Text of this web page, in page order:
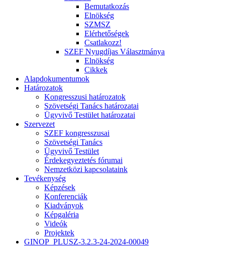
Bemutatkozás
Elnökség
SZMSZ
Elérhetőségek
Csatlakozz!
SZEF Nyugdíjas Választmánya
Elnökség
Cikkek
Alapdokumentumok
Határozatok
Kongresszusi határozatok
Szövetségi Tanács határozatai
Ügyvivő Testület határozatai
Szervezet
SZEF kongresszusai
Szövetségi Tanács
Ügyvivő Testület
Érdekegyeztetés fórumai
Nemzetközi kapcsolataink
Tevékenység
Képzések
Konferenciák
Kiadványok
Képgaléria
Videók
Projektek
GINOP_PLUSZ-3.2.3-24-2024-00049